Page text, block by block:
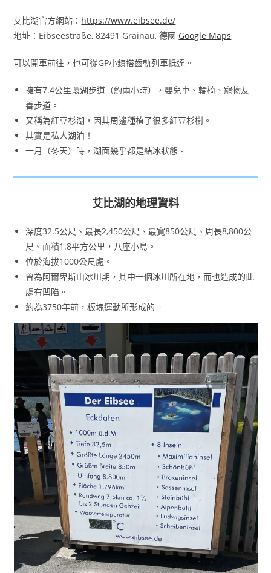
艾比湖官方網站： https://www.eibsee.de/
地址：Eibseestraße, 82491 Grainau, 德國 Google Maps
可以開車前往，也可從GP小鎮搭齒軌列車抵達。
擁有7.4公里環湖步道（約兩小時），嬰兒車、輪椅、寵物友
善步道。
又稱為紅豆杉湖，因其周邊種植了很多紅豆杉樹。
其實是私人湖泊！
一月（冬天）時，湖面幾乎都是結冰狀態。
艾比湖的地理資料
深度32.5公尺、最長2,450公尺、最寬850公尺、周長8,800公
尺、面積1.8平方公里，八座小島。
位於海拔1000公尺處。
曾為阿爾卑斯山冰川期，其中一個冰川所在地，而也造成的此
處有凹陷。
約為3750年前，板塊運動所形成的。